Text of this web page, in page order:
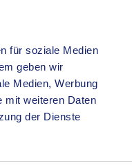
für soziale Medien
geben wir
Medien, Werbung
mit weiteren Daten
der Dienste
BILDUNG